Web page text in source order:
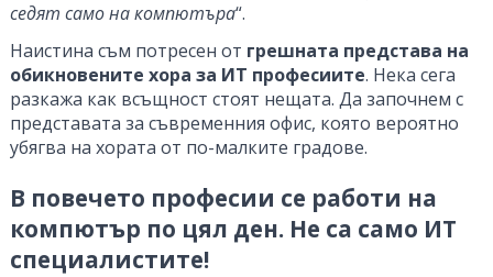
седят само на компютъра“.
Наистина съм потресен от грешната представа на
обикновените хора за ИТ професиите. Нека сега
разкажа как всъщност стоят нещата. Да започнем с
представата за съвременния офис, която вероятно
убягва на хората от по-малките градове.
В повечето професии се работи на
компютър по цял ден. Не са само ИТ
специалистите!